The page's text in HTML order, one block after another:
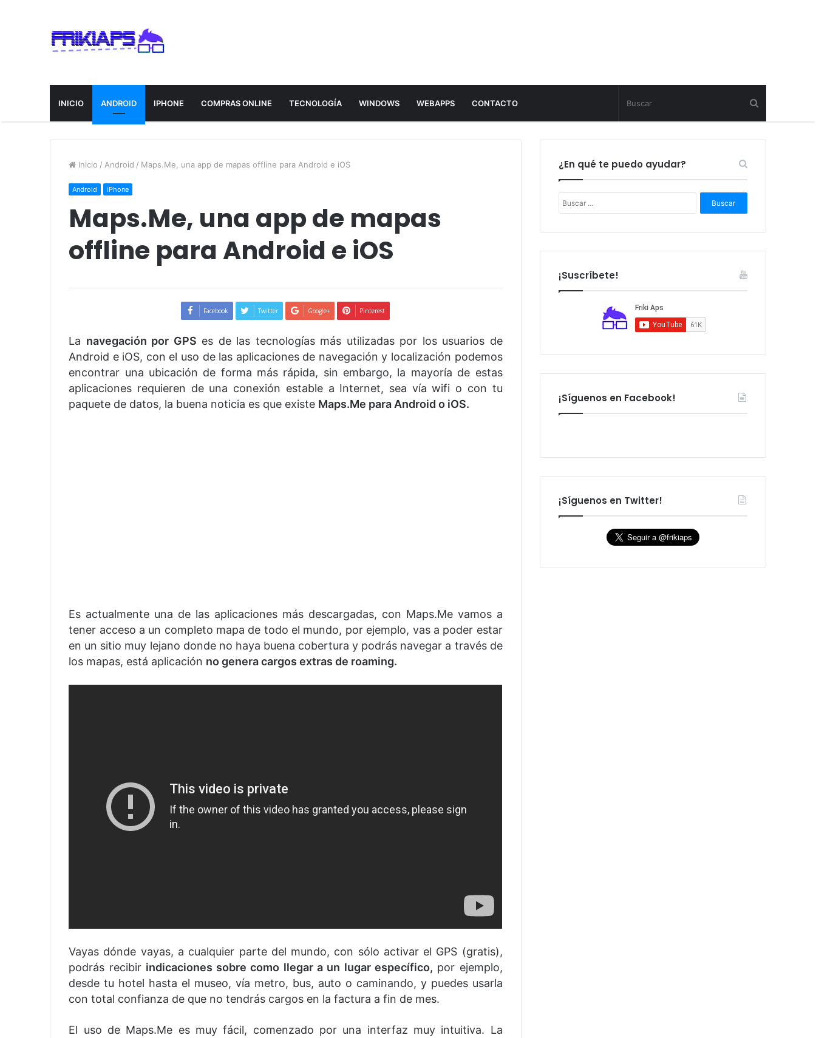
INICIO ANDROID IPHONE COMPRAS ONLINE TECNOLOGÍA WINDOWS WEBAPPS CONTACTO
Inicio / Android / Maps.Me, una app de mapas offline para Android e iOS
Android iPhone
Maps.Me, una app de mapas
offline para Android e iOS
Facebook Twitter Google+ Pinterest
La navegación por GPS es de las tecnologías más utilizadas por los usuarios de
Android e iOS, con el uso de las aplicaciones de navegación y localización podemos
encontrar una ubicación de forma más rápida, sin embargo, la mayoría de estas
aplicaciones requieren de una conexión estable a Internet, sea vía wifi o con tu
paquete de datos, la buena noticia es que existe Maps.Me para Android o iOS.
Es actualmente una de las aplicaciones más descargadas, con Maps.Me vamos a
tener acceso a un completo mapa de todo el mundo, por ejemplo, vas a poder estar
en un sitio muy lejano donde no haya buena cobertura y podrás navegar a través de
los mapas, está aplicación no genera cargos extras de roaming.
Vayas dónde vayas, a cualquier parte del mundo, con sólo activar el GPS (gratis),
podrás recibir indicaciones sobre como llegar a un lugar específico, por ejemplo,
desde tu hotel hasta el museo, vía metro, bus, auto o caminando, y puedes usarla
con total confianza de que no tendrás cargos en la factura a fin de mes.
El uso de Maps.Me es muy fácil, comenzado por una interfaz muy intuitiva. La
¿En qué te puedo ayudar?
u
a
¡Suscríbete!
¡Síguenos en Facebook!
¡Síguenos en Twitter!